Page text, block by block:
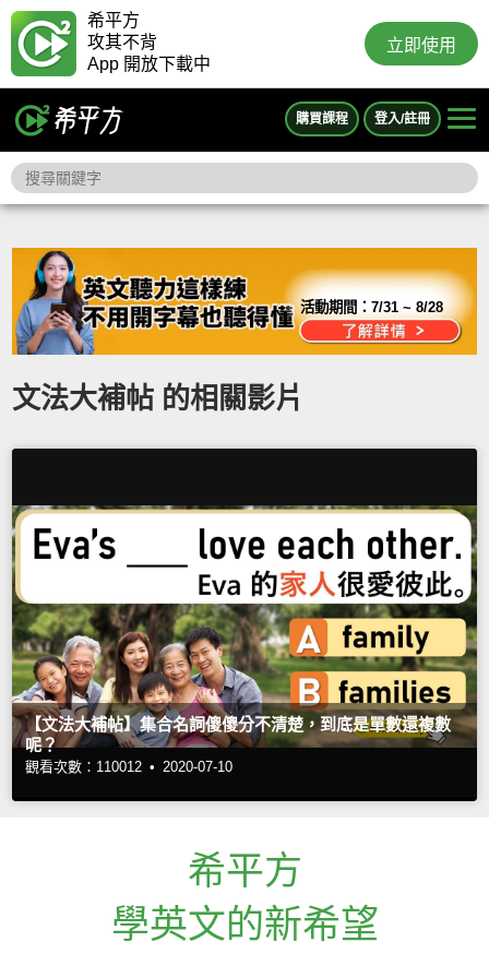
希平方
攻其不背
App 開放下載中
立即使用
購買課程 登入/註冊
活動期間：7/31 ~ 8/28
文法大補帖 的相關影片
【文法大補帖】集合名詞傻傻分不清楚，到底是單數還複數
呢？
觀看次數：110012 • 2020-07-10
希平方
學英文的新希望